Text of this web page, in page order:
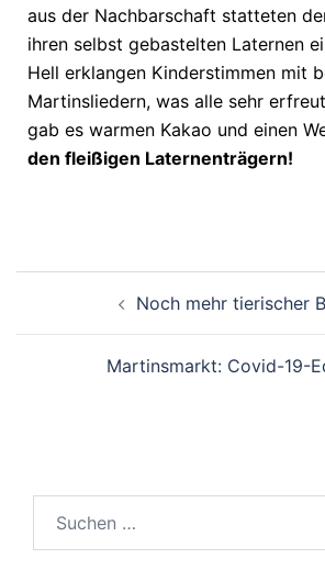
aus der Nachbarschaft statteten
ihren selbst gebastelten Laternen
Hell erklangen Kinderstimmen mit
Martinsliedern, was alle sehr
gab es warmen Kakao und einen
den fleißigen Laternenträgern!
Noch mehr tierischer
Martinsmarkt: Covid-19-